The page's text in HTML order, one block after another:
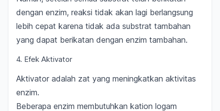
dengan enzim, reaksi tidak akan lagi berlangsung
lebih cepat karena tidak ada substrat tambahan
yang dapat berikatan dengan enzim tambahan.
4. Efek Aktivator
Aktivator adalah zat yang meningkatkan aktivitas
enzim.
Beberapa enzim membutuhkan kation logam